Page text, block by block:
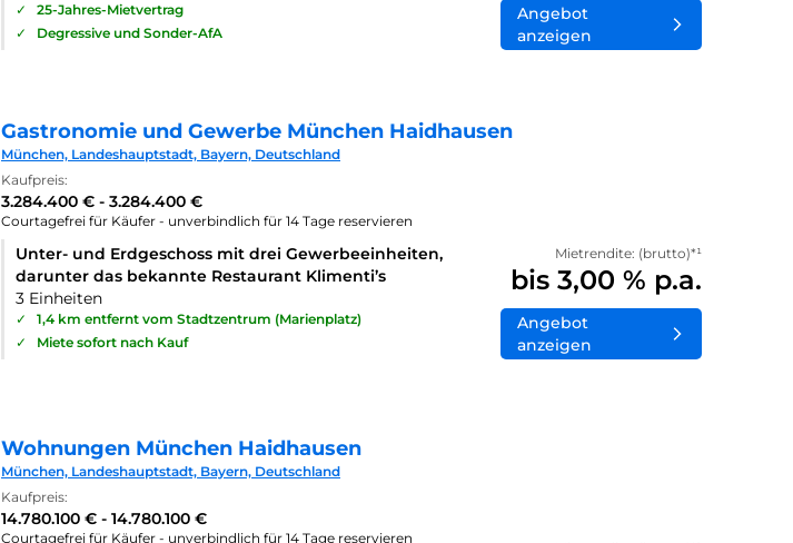
✓
25-Jahres-Mietvertrag
✓
Degressive und Sonder-AfA
Angebot
anzeigen
Gastronomie und Gewerbe München Haidhausen
München, Landeshauptstadt, Bayern, Deutschland
Kaufpreis:
3.284.400 € - 3.284.400 €
Courtagefrei für Käufer - unverbindlich für 14 Tage reservieren
Unter- und Erdgeschoss mit drei Gewerbeeinheiten,
darunter das bekannte Restaurant Klimenti’s
3 Einheiten
✓
1,4 km entfernt vom Stadtzentrum (Marienplatz)
✓
Miete sofort nach Kauf
Mietrendite: (brutto)*¹
bis 3,00 % p.a.
Angebot
anzeigen
Wohnungen München Haidhausen
München, Landeshauptstadt, Bayern, Deutschland
Kaufpreis:
14.780.100 € - 14.780.100 €
Courtagefrei für Käufer - unverbindlich für 14 Tage reservieren